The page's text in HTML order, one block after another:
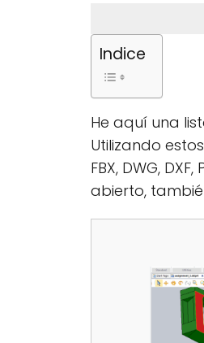
Indice
He aquí una
Utilizando
FBX, DWG,
abierto,